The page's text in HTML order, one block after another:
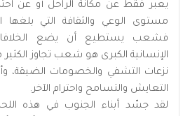
يعبر فقط عن مكانة الراحل أو عن
مستوى الوعي والثقافة التي بلغها
فشعب يستطيع أن يضع الخلافات
الإنسانية الكبرى هو شعب تجاوز
نزعات التشفي والخصومات الضيقة،
التعايش والتسامح واحترام الآخر.
لقد جسّد أبناء الجنوب في هذه